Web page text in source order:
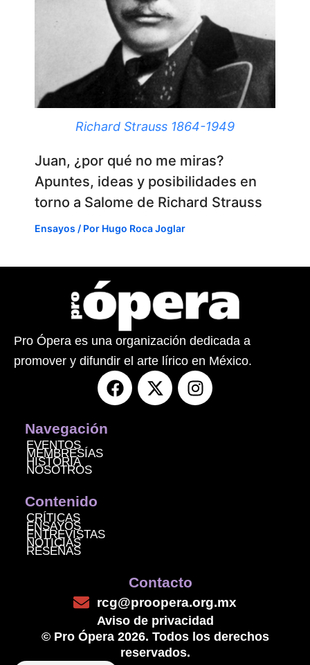
Richard Strauss 1864-1949
Juan, ¿por qué no me miras?
Apuntes, ideas y posibilidades en
torno a Salome de Richard Strauss
Ensayos / Por Hugo Roca Joglar
Pro Ópera es una organización dedicada a
promover y difundir el arte lírico en México.
F
a
X
-
I
n
Navegación
EVENTOS
MEMBRESÍAS
HISTORIA
NOSOTROS
Contenido
CRÍTICAS
ENSAYOS
ENTREVISTAS
NOTICIAS
RESEÑAS
Contacto
rcg@proopera.org.mx
Aviso de privacidad
© Pro Ópera 2026. Todos los derechos
reservados.